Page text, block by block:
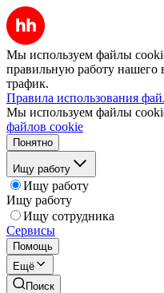
Мы используем файлы
правильную работу нашего
трафик.
Правила использования
Мы используем файлы
файлов cookie
Понятно
Ищу работу
Ищу работу
Ищу работу
Ищу сотрудника
Сервисы
Помощь
Ещё
Поиск